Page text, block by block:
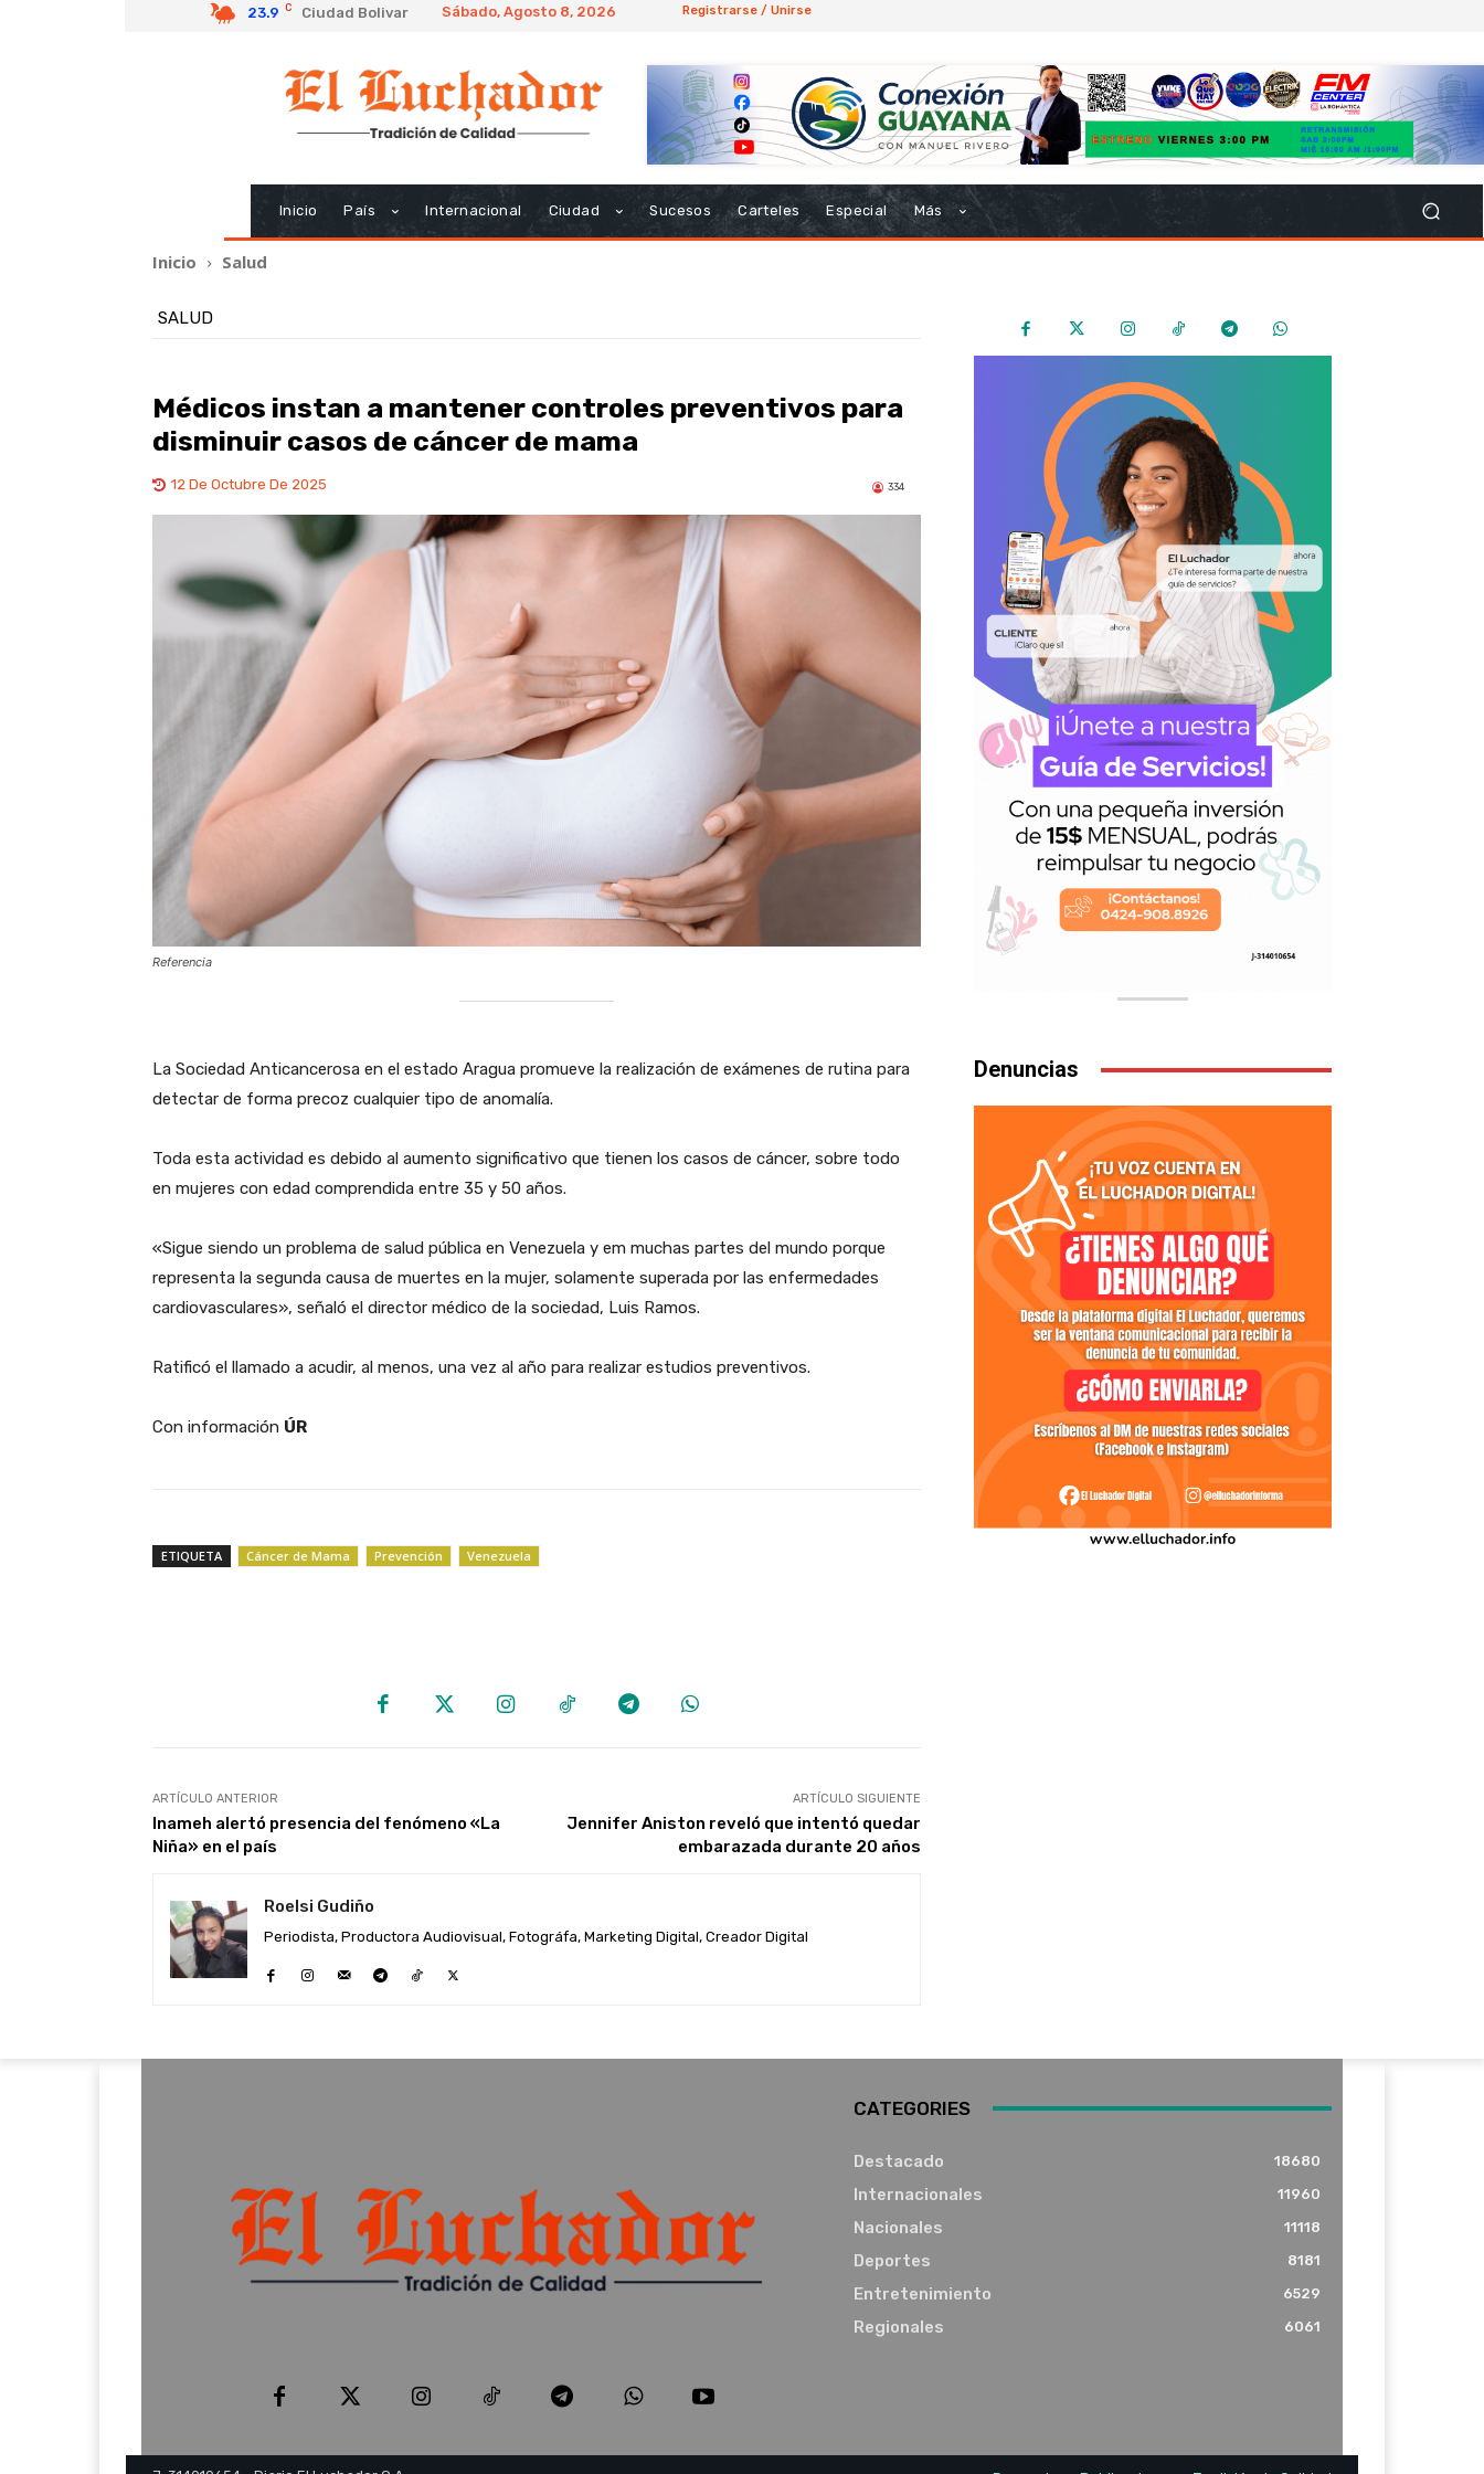
23.9 C Ciudad Bolivar Sábado, Agosto 8, 2026 Registrarse / Unirse
Inicio País Internacional Ciudad Sucesos Carteles Especial Más
Inicio Salud
SALUD
Médicos instan a mantener controles preventivos para
disminuir casos de cáncer de mama
12 De Octubre De 2025 334
Referencia
‎La Sociedad Anticancerosa en el estado Aragua promueve la realización de exámenes de rutina para
detectar de forma precoz cualquier tipo de anomalía.
‎Toda esta actividad es debido al aumento significativo que tienen los casos de cáncer, sobre todo
en mujeres con edad comprendida entre 35 y 50 años.
‎«Sigue siendo un problema de salud pública en Venezuela y em muchas partes del mundo porque
representa la segunda causa de muertes en la mujer, solamente superada por las enfermedades
cardiovasculares», señaló el director médico de la sociedad, Luis Ramos.
‎Ratificó el llamado a acudir, al menos, una vez al año para realizar estudios preventivos.
‎Con información ÚR
ETIQUETA Cáncer de Mama Prevención Venezuela
ARTÍCULO ANTERIOR
Inameh alertó presencia del fenómeno «La
Niña» en el país
ARTÍCULO SIGUIENTE
Jennifer Aniston reveló que intentó quedar
embarazada durante 20 años
Roelsi Gudiño
Periodista, Productora Audiovisual, Fotográfa, Marketing Digital, Creador Digital
Denuncias
CATEGORIES
Destacado 18680
Internacionales 11960
Nacionales 11118
Deportes 8181
Entretenimiento 6529
Regionales 6061